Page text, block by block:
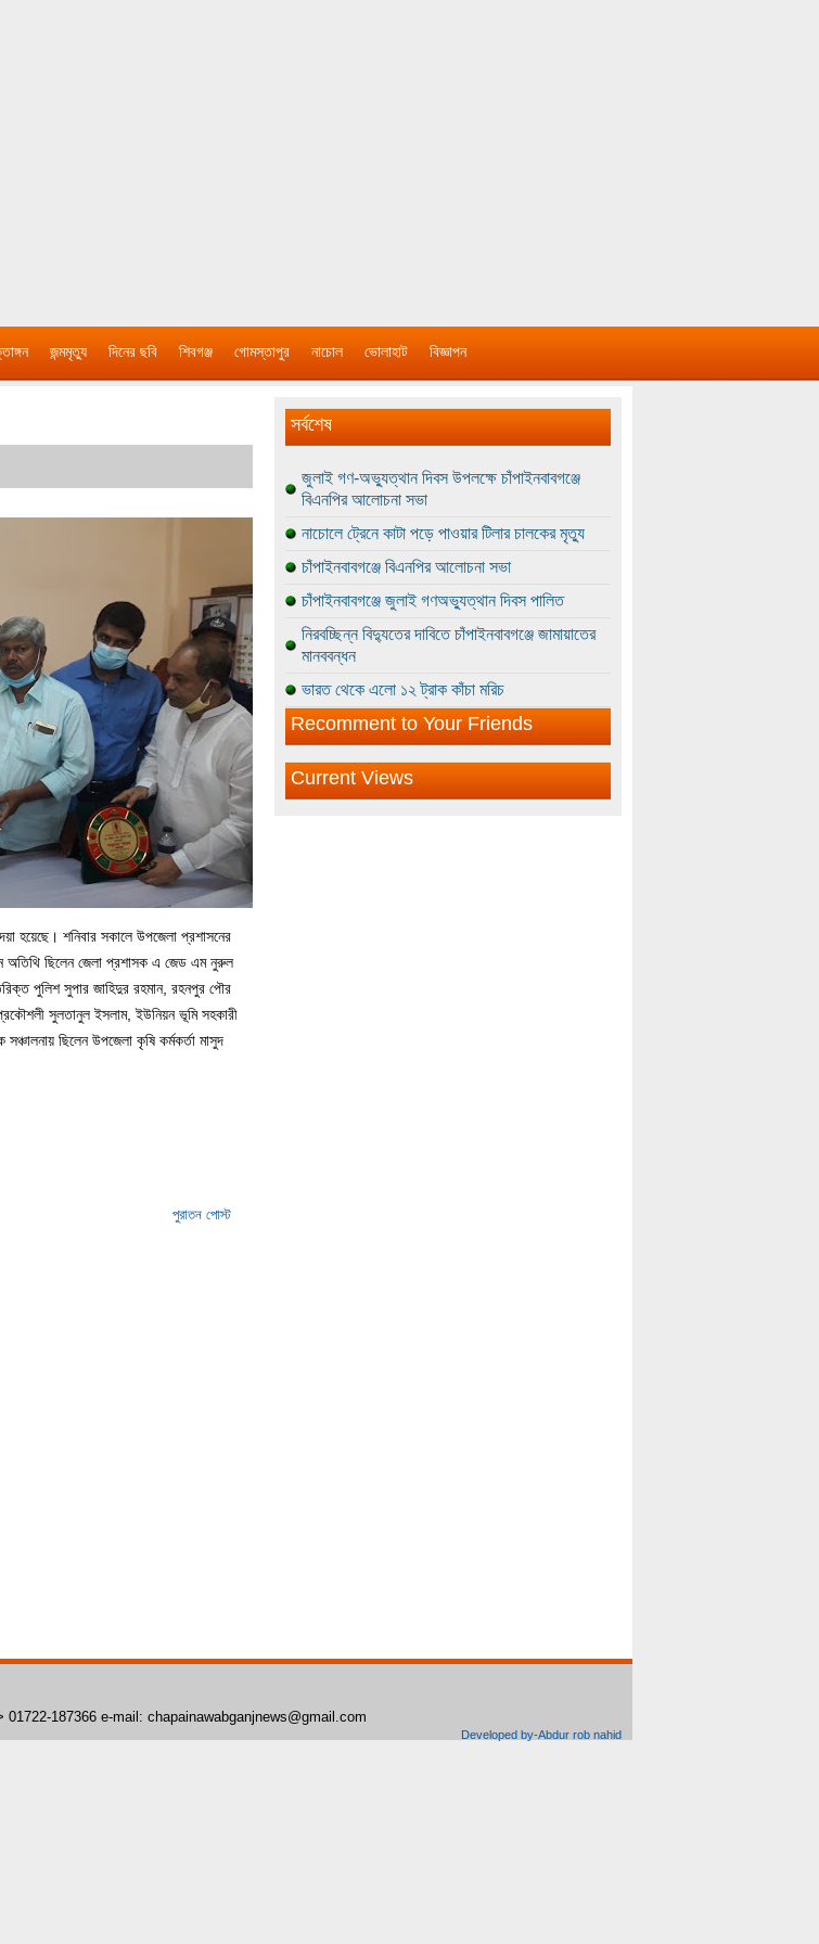
জন্মমৃত্যু দিনের ছবি শিবগঞ্জ গোমস্তাপুর নাচোল ভোলাহাট বিজ্ঞাপন
হয়েছে। শনিবার সকালে উপজেলা প্রশাসনের
অতিথি ছিলেন জেলা প্রশাসক এ জেড এম নুরুল
পুলিশ সুপার জাহিদুর রহমান, রহনপুর পৌর
সুলতানুল ইসলাম, ইউনিয়ন ভূমি সহকারী
ছিলেন উপজেলা কৃষি কর্মকর্তা মাসুদ
পুরাতন পোস্ট
সর্বশেষ
জুলাই গণ-অভ্যুত্থান দিবস উপলক্ষে চাঁপাইনবাবগঞ্জে
বিএনপির আলোচনা সভা
নাচোলে ট্রেনে কাটা পড়ে পাওয়ার টিলার চালকের মৃত্যু
চাঁপাইনবাবগঞ্জে বিএনপির আলোচনা সভা
চাঁপাইনবাবগঞ্জে জুলাই গণঅভ্যুত্থান দিবস পালিত
নিরবচ্ছিন্ন বিদ্যুতের দাবিতে চাঁপাইনবাবগঞ্জে জামায়াতের
মানববন্ধন
ভারত থেকে এলো ১২ ট্রাক কাঁচা মরিচ
Recomment to Your Friends
Current Views
> 01722-187366 e-mail: chapainawabganjnews@gmail.com
Developed by-Abdur rob nahid